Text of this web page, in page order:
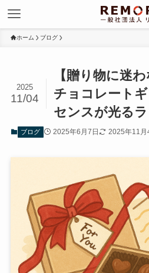
ホーム ブログ
【贈り物に迷
チョコレート
センスが光る
2025
11/04
ブログ 2025年6月7日 2025年11月